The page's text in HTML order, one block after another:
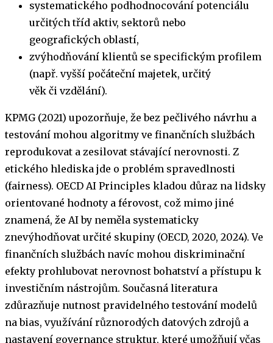
systematického podhodnocování potenciálu
určitých tříd aktiv, sektorů nebo
geografických oblastí,
zvýhodňování klientů se specifickým profilem
(např. vyšší počáteční majetek, určitý
věk či vzdělání).
KPMG (2021) upozorňuje, že bez pečlivého návrhu a
testování mohou algoritmy ve finančních službách
reprodukovat a zesilovat stávající nerovnosti. Z
etického hlediska jde o problém spravedlnosti
(fairness). OECD AI Principles kladou důraz na lidsky
orientované hodnoty a férovost, což mimo jiné
znamená, že AI by neměla systematicky
znevýhodňovat určité skupiny (OECD, 2020, 2024). Ve
finančních službách navíc mohou diskriminační
efekty prohlubovat nerovnost bohatství a přístupu k
investičním nástrojům. Současná literatura
zdůrazňuje nutnost pravidelného testování modelů
na bias, využívání různorodých datových zdrojů a
nastavení governance struktur, které umožňují včas